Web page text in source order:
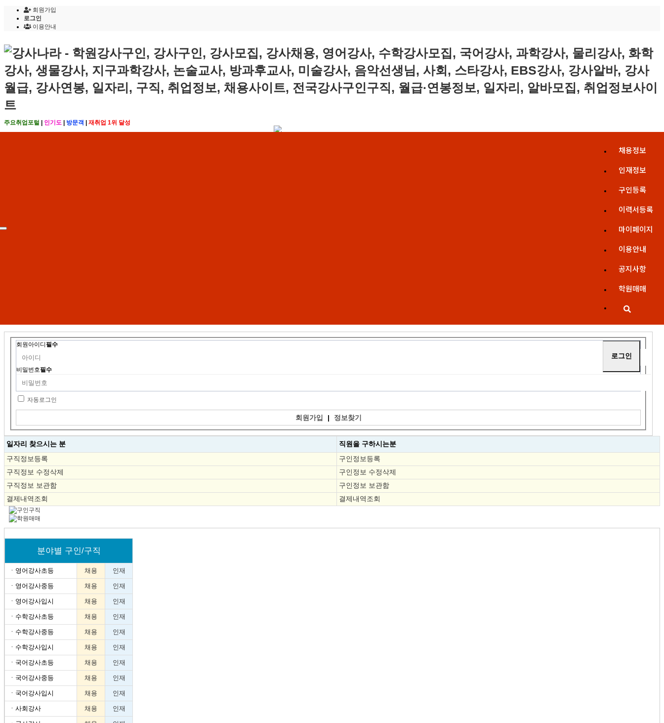
회원가입
로그인
이용안내
주요취업포털 인기도 방문객 재취업 1위 달성
채용정보
인재정보
구인등록
이력서등록
마이페이지
이용안내
공지사항
학원매매
회원아이디 필수
비밀번호필수
자동로그인
회원가입 | 정보찾기
일자리 찾으시는 분 직원을 구하시는분
구직정보등록
구인정보등록
구직정보 수정삭제
구인정보 수정삭제
구직정보 보관함
구인정보 보관함
결제내역조회
결제내역조회
분야별 구인/구직
ㆍ 영어강사초등 채용 인재
ㆍ 영어강사중등 채용 인재
ㆍ 영어강사입시 채용 인재
ㆍ 수학강사초등 채용 인재
ㆍ 수학강사중등 채용 인재
ㆍ 수학강사입시 채용 인재
ㆍ 국어강사초등 채용 인재
ㆍ 국어강사중등 채용 인재
ㆍ 국어강사입시 채용 인재
ㆍ 사회강사 채용 인재